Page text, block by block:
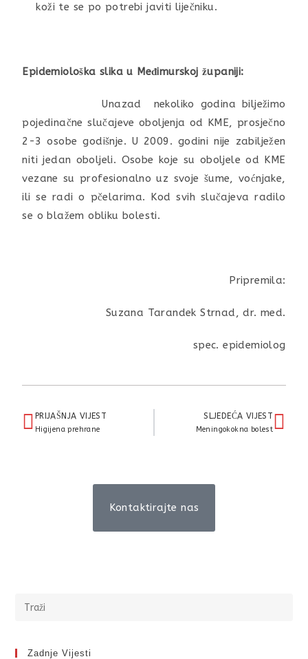
koži te se po potrebi javiti liječniku.
Epidemiološka slika u Međimurskoj županiji:
Unazad nekoliko godina bilježimo
pojedinačne slučajeve oboljenja od KME, prosječno
2-3 osobe godišnje. U 2009. godini nije zabilježen
niti jedan oboljeli. Osobe koje su oboljele od KME
vezane su profesionalno uz svoje šume, voćnjake,
ili se radi o pčelarima. Kod svih slučajeva radilo
se o blažem obliku bolesti.
Pripremila:
Suzana Tarandek Strnad, dr. med.
spec. epidemiolog
PRIJAŠNJA VIJEST
Higijena prehrane
SLJEDEĆA VIJEST
Meningokokna bolest
Kontaktirajte nas
Zadnje Vijesti